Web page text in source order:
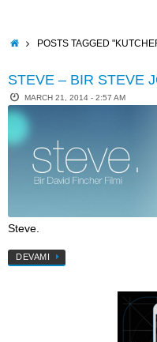
contentHOMEPOSTS TAGGED
STEVE – BIR STEVE
MARCH 21, 2014 - 2:57 AM
Steve.
DEVAMI